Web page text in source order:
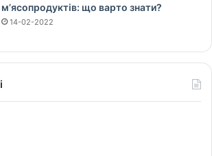
м’ясопродуктів: що варто знати?
14-02-2022